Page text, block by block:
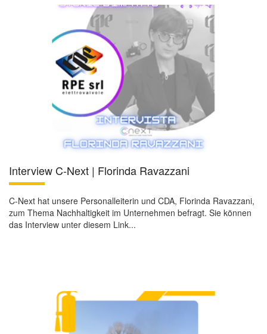
Interview C-Next | Florinda Ravazzani
C-Next hat unsere Personalleiterin und CDA, Florinda Ravazzani,
zum Thema Nachhaltigkeit im Unternehmen befragt. Sie können
das Interview unter diesem Link...